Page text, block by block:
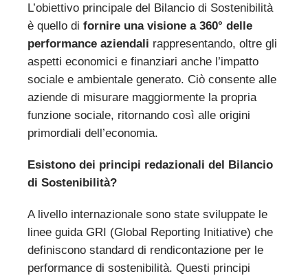
L’obiettivo principale del Bilancio di Sostenibilità
è quello di fornire una visione a 360° delle
performance aziendali rappresentando, oltre gli
aspetti economici e finanziari anche l’impatto
sociale e ambientale generato. Ciò consente alle
aziende di misurare maggiormente la propria
funzione sociale, ritornando così alle origini
primordiali dell’economia.
Esistono dei principi redazionali del Bilancio
di Sostenibilità?
A livello internazionale sono state sviluppate le
linee guida GRI (Global Reporting Initiative) che
definiscono standard di rendicontazione per le
performance di sostenibilità. Questi principi